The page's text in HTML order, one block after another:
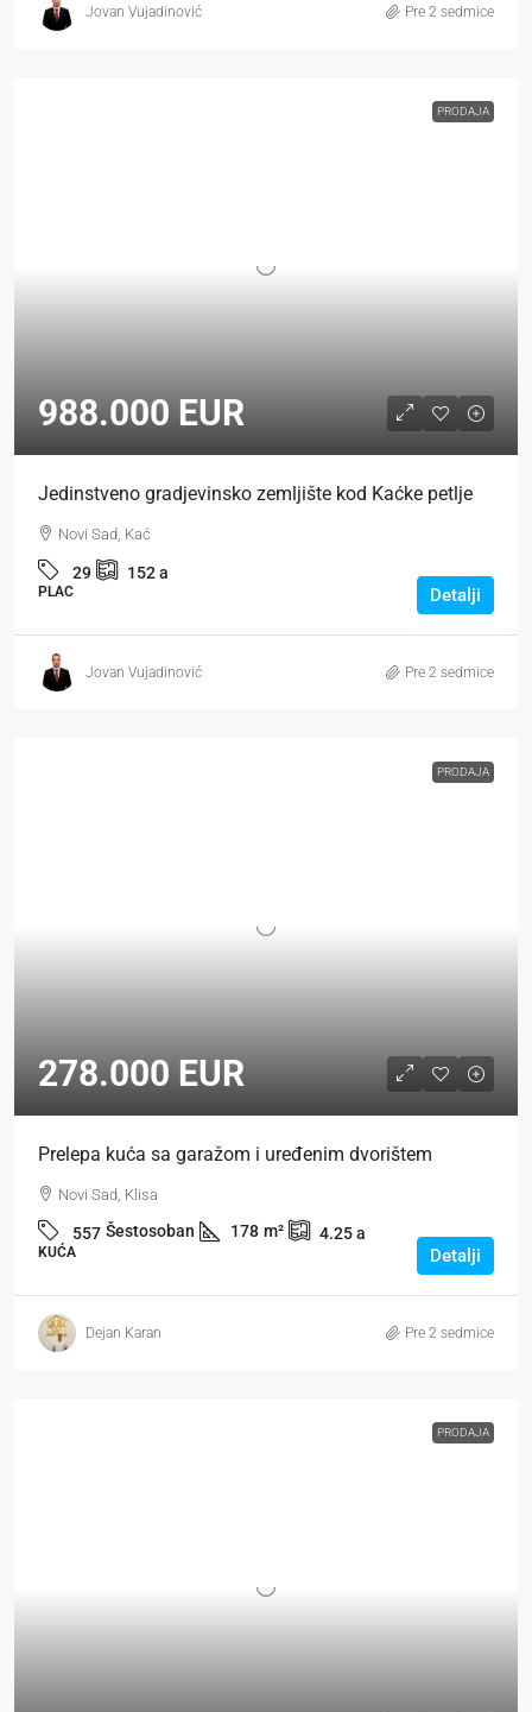
Jovan Vujadinović Pre 2 sedmice
PRODAJA
988.000 EUR
Jedinstveno gradjevinsko zemljište kod Kaćke petlje
Novi Sad, Kać
29 152a
PLAC Detalji
Jovan Vujadinović Pre 2 sedmice
PRODAJA
278.000 EUR
Prelepa kuća sa garažom i uređenim dvorištem
Novi Sad, Klisa
557 Šestosoban 178 m² 4.25a
KUĆA Detalji
Dejan Karan Pre 2 sedmice
PRODAJA